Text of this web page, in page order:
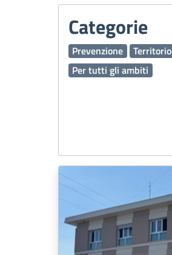
Categorie
Prevenzione Territorio
Per tutti gli ambiti